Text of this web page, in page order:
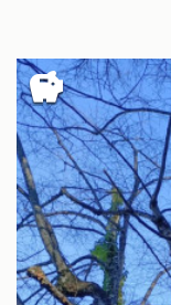
savings